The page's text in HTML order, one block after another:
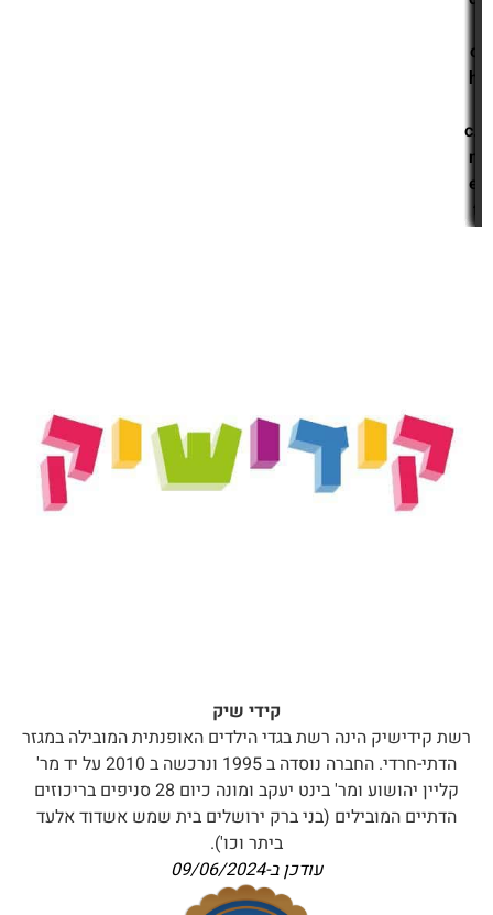
קידי שיק
רשת קידישיק הינה רשת בגדי הילדים האופנתית המובילה במגזר
הדתי-חרדי. החברה נוסדה ב 1995 ונרכשה ב 2010 על יד מר'
קליין יהושוע ומר' בינט יעקב ומונה כיום 28 סניפים בריכוזים
הדתיים המובילים (בני ברק ירושלים בית שמש אשדוד אלעד
ביתר וכו').
עודכן ב-09/06/2024
c
h
c.
n
e
t